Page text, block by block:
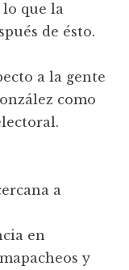
lo que la
de ésto.
a la gente
como
a
en
y